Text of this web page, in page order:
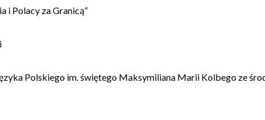
i Polacy za Granicą”
Polskiego im. świętego Maksymiliana Marii Kolbego ze